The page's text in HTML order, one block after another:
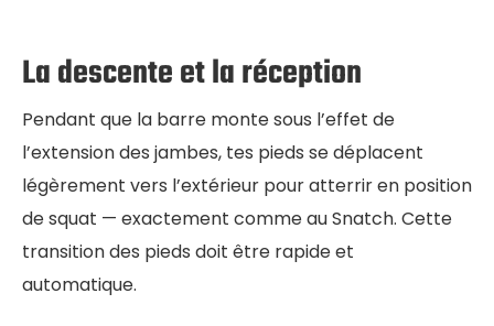
La descente et la réception
Pendant que la barre monte sous l’effet de
l’extension des jambes, tes pieds se déplacent
légèrement vers l’extérieur pour atterrir en position
de squat — exactement comme au Snatch. Cette
transition des pieds doit être rapide et
automatique.